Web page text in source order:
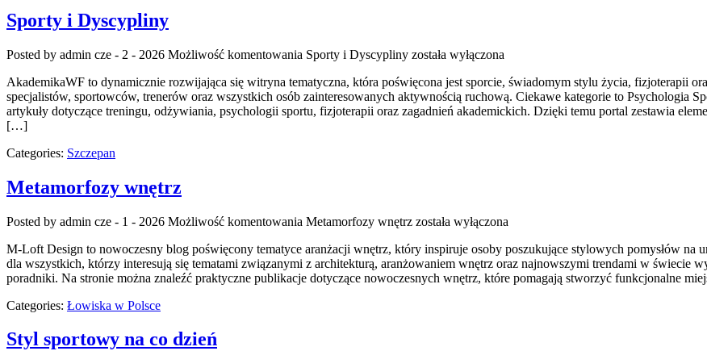
Sporty i Dyscypliny
Posted by admin cze - 2 - 2026 Możliwość komentowania Sporty i Dyscypliny została wyłączona
AkademikaWF to dynamicznie rozwijająca się witryna tematyczna, która poświęcona jest sporcie, świadomym stylu życia, fizjoterapii
specjalistów, sportowców, trenerów oraz wszystkich osób zainteresowanych aktywnością ruchową. Ciekawe kategorie to Psychologia
artykuły dotyczące treningu, odżywiania, psychologii sportu, fizjoterapii oraz zagadnień akademickich. Dzięki temu portal zestawia
[…]
Categories: Szczepan
Metamorfozy wnętrz
Posted by admin cze - 1 - 2026 Możliwość komentowania Metamorfozy wnętrz została wyłączona
M-Loft Design to nowoczesny blog poświęcony tematyce aranżacji wnętrz, który inspiruje osoby poszukujące stylowych pomysłów na
dla wszystkich, którzy interesują się tematami związanymi z architekturą, aranżowaniem wnętrz oraz najnowszymi trendami w świecie
poradniki. Na stronie można znaleźć praktyczne publikacje dotyczące nowoczesnych wnętrz, które pomagają stworzyć funkcjonalne
Categories: Łowiska w Polsce
Styl sportowy na co dzień